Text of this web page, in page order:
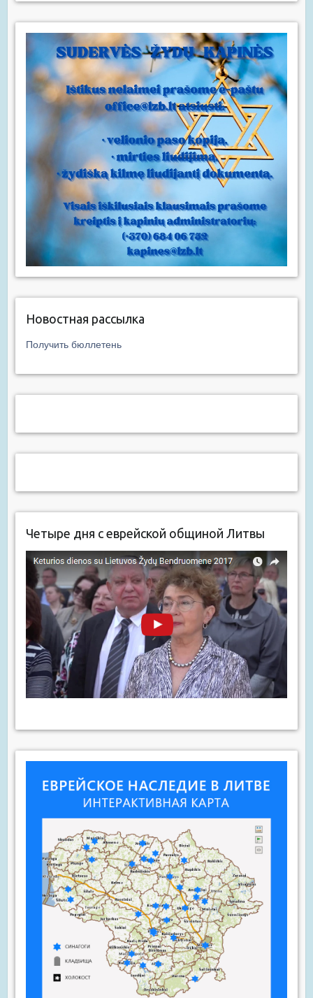
Новостная рассылка
Получить бюллетень
Четыре дня с еврейской общиной Литвы